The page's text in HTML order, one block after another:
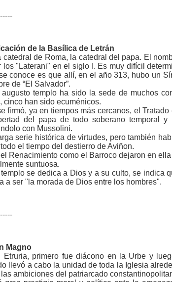
de la Basílica de Letrán
catedral de Roma, la catedral del papa. El
los "Laterani" en el siglo I. Es muy difícil
conoce es que allí, en el año 313, hubo un
de “El Salvador”.
augusto templo ha sido la sede de muchos
cinco han sido ecuménicos.
firmó, ya en tiempos más cercanos, el
del papa de todo soberano temporal
con Mussolini.
serie histórica de virtudes, pero también
el tiempo del destierro de Aviñon.
Renacimiento como el Barroco dejaron en
suntuosa.
se dedica a Dios y a su culto, se indica
a ser "la morada de Dios entre los hombres".
Magno
Etruria, primero fue diácono en la Urbe y
llevó a cabo la unidad de toda la Iglesia
ambiciones del patriarcado